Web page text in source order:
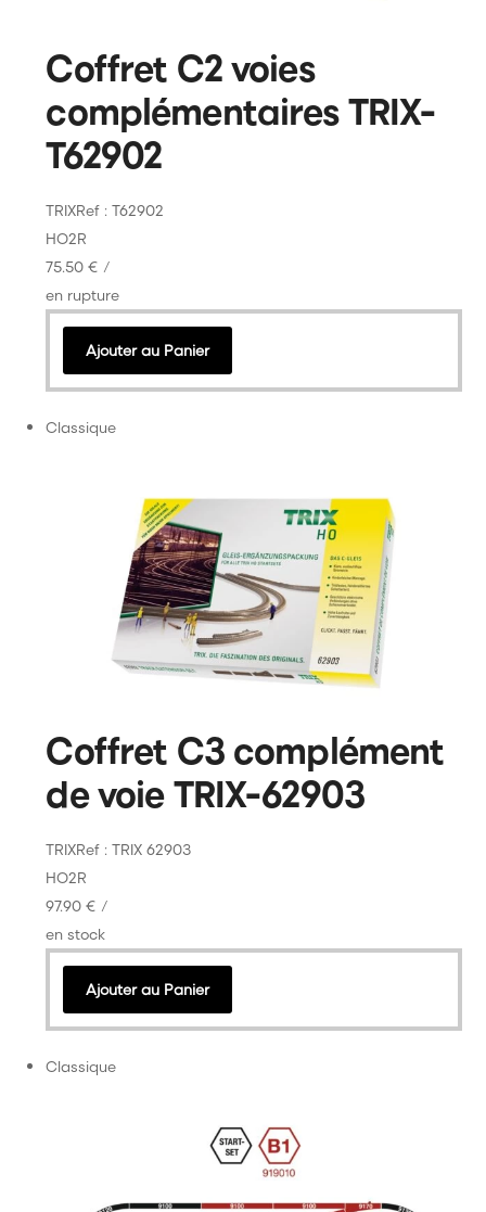
Coffret C2 voies
complémentaires TRIX-
T62902
TRIXRef : T62902
HO2R
75.50 € /
en rupture
Ajouter au Panier
Classique
Coffret C3 complément
de voie TRIX-62903
TRIXRef : TRIX 62903
HO2R
97.90 € /
en stock
Ajouter au Panier
Classique